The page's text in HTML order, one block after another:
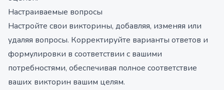
Настраиваемые вопросы
Настройте свои викторины, добавляя, изменяя или
удаляя вопросы. Корректируйте варианты ответов и
формулировки в соответствии с вашими
потребностями, обеспечивая полное соответствие
ваших викторин вашим целям.